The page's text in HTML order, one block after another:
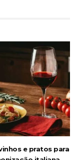
e pratos para